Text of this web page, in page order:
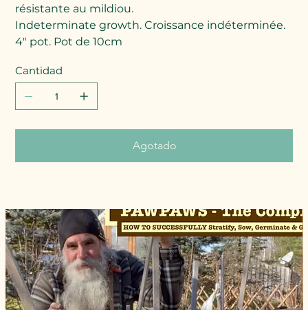
résistante au mildiou.
Indeterminate growth. Croissance indéterminée.
4" pot. Pot de 10cm
Cantidad
Agotado